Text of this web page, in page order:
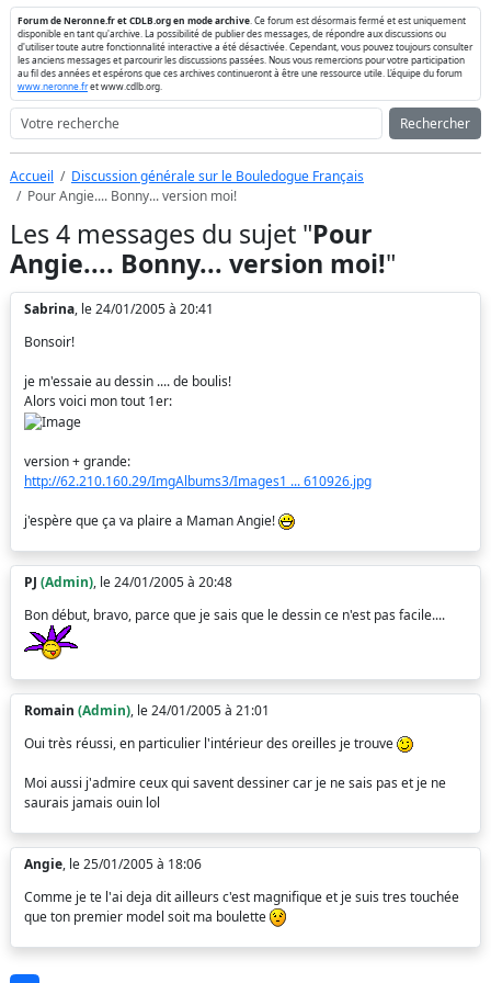
Forum de Neronne.fr et CDLB.org en mode archive . Ce forum est désormais fermé et est uniquement
disponible en tant qu'archive. La possibilité de publier des messages, de répondre aux discussions ou
d'utiliser toute autre fonctionnalité interactive a été désactivée. Cependant, vous pouvez toujours consulter
les anciens messages et parcourir les discussions passées. Nous vous remercions pour votre participation
au fil des années et espérons que ces archives continueront à être une ressource utile. L'équipe du forum
www.neronne.fret www.cdlb.org.
Rechercher
Accueil
Discussion générale sur le Bouledogue Français
Pour Angie.... Bonny... version moi!
Les 4 messages du sujet "Pour
Angie.... Bonny... version moi!"
Sabrina, le 24/01/2005 à 20:41
Bonsoir!
je m'essaie au dessin .... de boulis!
Alors voici mon tout 1er:
version + grande:
http://62.210.160.29/ImgAlbums3/Images1 ... 610926.jpg
j'espère que ça va plaire a Maman Angie!
PJ (Admin), le 24/01/2005 à 20:48
Bon début, bravo, parce que je sais que le dessin ce n'est pas facile....
Romain (Admin), le 24/01/2005 à 21:01
Oui très réussi, en particulier l'intérieur des oreilles je trouve
Moi aussi j'admire ceux qui savent dessiner car je ne sais pas et je ne
saurais jamais ouin lol
Angie, le 25/01/2005 à 18:06
Comme je te l'ai deja dit ailleurs c'est magnifique et je suis tres touchée
que ton premier model soit ma boulette